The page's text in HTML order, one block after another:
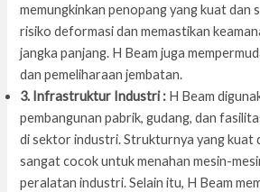
memungkinkan penopang yang kuat dan
risiko deformasi dan memastikan
jangka panjang. H Beam juga
dan pemeliharaan jembatan.
3. Infrastruktur Industri : H Beam
pembangunan pabrik, gudang, dan
di sektor industri. Strukturnya yang kuat
sangat cocok untuk menahan mesin-
peralatan industri. Selain itu, H Beam